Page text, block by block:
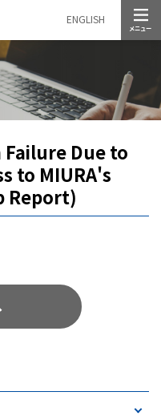
ENGLISH
Failure Due to
to MIURA's
Report)